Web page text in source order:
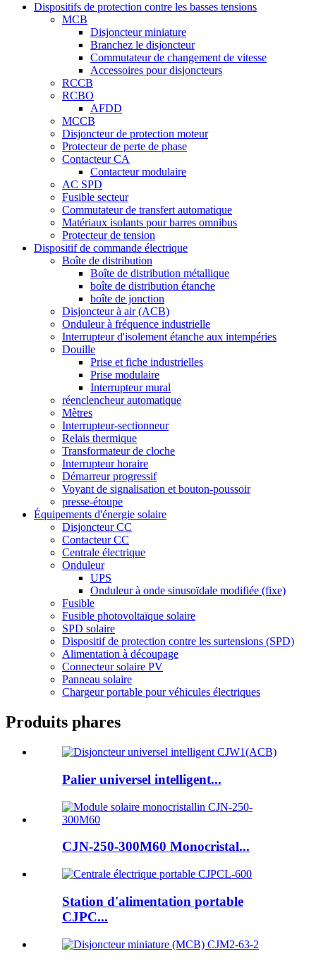
Dispositifs de protection contre les basses tensions
MCB
Disjoncteur miniature
Branchez le disjoncteur
Commutateur de changement de vitesse
Accessoires pour disjoncteurs
RCCB
RCBO
AFDD
MCCB
Disjoncteur de protection moteur
Protecteur de perte de phase
Contacteur CA
Contacteur modulaire
AC SPD
Fusible secteur
Commutateur de transfert automatique
Matériaux isolants pour barres omnibus
Protecteur de tension
Dispositif de commande électrique
Boîte de distribution
Boîte de distribution métallique
boîte de distribution étanche
boîte de jonction
Disjoncteur à air (ACB)
Onduleur à fréquence industrielle
Interrupteur d'isolement étanche aux intempéries
Douille
Prise et fiche industrielles
Prise modulaire
Interrupteur mural
réenclencheur automatique
Mètres
Interrupteur-sectionneur
Relais thermique
Transformateur de cloche
Interrupteur horaire
Démarreur progressif
Voyant de signalisation et bouton-poussoir
presse-étoupe
Équipements d'énergie solaire
Disjoncteur CC
Contacteur CC
Centrale électrique
Onduleur
UPS
Onduleur à onde sinusoïdale modifiée (fixe)
Fusible
Fusible photovoltaïque solaire
SPD solaire
Dispositif de protection contre les surtensions (SPD)
Alimentation à découpage
Connecteur solaire PV
Panneau solaire
Chargeur portable pour véhicules électriques
Produits phares
Palier universel intelligent...
CJN-250-300M60 Monocristal...
Station d'alimentation portable
CJPC...